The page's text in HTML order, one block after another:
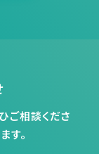
ご相談くださ
す。